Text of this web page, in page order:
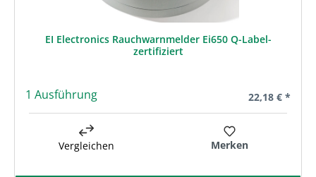
EI Electronics Rauchwarnmelder Ei650 Q-Label-
zertifiziert
1 Ausführung Regulärer
22,18 € *
Vergleichen Merken